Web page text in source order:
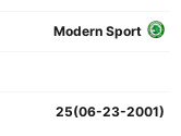
Modern Sport
25(06-23-2001)